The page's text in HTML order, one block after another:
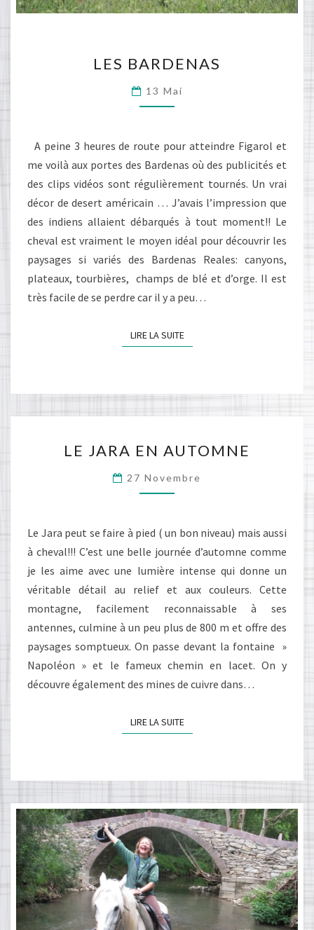
BARDENAS
LES BARDENAS
13 Mai
A peine 3 heures de route pour atteindre Figarol et
me voilà aux portes des Bardenas où des publicités et
des clips vidéos sont régulièrement tournés. Un vrai
décor de desert américain … J’avais l’impression que
des indiens allaient débarqués à tout moment!! Le
cheval est vraiment le moyen idéal pour découvrir les
paysages si variés des Bardenas Reales: canyons,
plateaux, tourbières, champs de blé et d’orge. Il est
très facile de se perdre car il y a peu…
LIRE LA SUITELIRE LA SUITE
JARA
EN
AUTOMNE
LE JARA EN AUTOMNE
27 Novembre
Le Jara peut se faire à pied ( un bon niveau) mais aussi
à cheval!!! C’est une belle journée d’automne comme
je les aime avec une lumière intense qui donne un
véritable détail au relief et aux couleurs. Cette
montagne, facilement reconnaissable à ses
antennes, culmine à un peu plus de 800 m et offre des
paysages somptueux. On passe devant la fontaine »
Napoléon » et le fameux chemin en lacet. On y
découvre également des mines de cuivre dans…
LIRE LA SUITELIRE LA SUITE